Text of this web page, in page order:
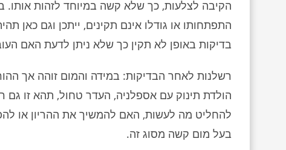
הקיבה לצלעות, כך שלא קשה במיוחד לזהות אותו.
התפתחותו או גודלו אינם תקינים, ייתכן וגם כאן
בדיקות באופן לא תקין כך שלא ניתן לדעת האם
רשלנות לאחר הבדיקות: במידה והמום זוהה אך
הולדת תינוק עם אספלניה, העדר טחול, תהא זו גם
להחליט מה לעשות, האם להמשיך את ההריון או
בעל מום קשה מסוג זה.